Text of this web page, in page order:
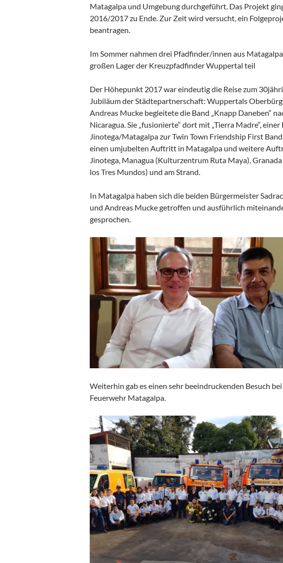
Matagalpa und Umgebung durchgeführt. Das Projekt
2016/2017 zu Ende. Zur Zeit wird versucht, ein
beantragen.
Im Sommer nahmen drei Pfadfinder/innen aus
großen Lager der Kreuzpfadfinder Wuppertal teil
Der Höhepunkt 2017 war eindeutig die Reise zum
Jubiläum der Städtepartnerschaft: Wuppertals
Andreas Mucke begleitete die Band „Knapp Daneben“
Nicaragua. Sie „fusionierte“ dort mit „Tierra Madre“, einer
Jinotega/Matagalpa zur Twin Town Friendship First
einen umjubelten Auftritt in Matagalpa und weitere
Jinotega, Managua (Kulturzentrum Ruta Maya), Granada
los Tres Mundos) und am Strand.
In Matagalpa haben sich die beiden Bürgermeister
und Andreas Mucke getroffen und ausführlich
gesprochen.
Weiterhin gab es einen sehr beeindruckenden Besuch
Feuerwehr Matagalpa.